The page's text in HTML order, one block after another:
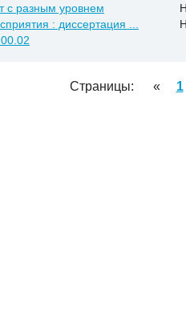
с разным уровнем
: диссертация ...
Страницы: « 1